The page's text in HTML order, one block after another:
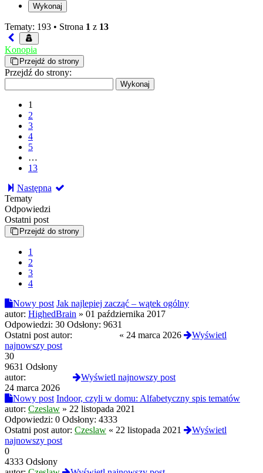
Tematy: 193 • Strona 1 z 13
Konopia
Przejdź do strony
Przejdź do strony:
1
2
3
4
5
…
13
Następna
Tematy
Odpowiedzi
Ostatni post
Przejdź do strony
1
2
3
4
Nowy post Jak najlepiej zacząć – wątek ogólny
autor: HighedBrain » 01 października 2017
Odpowiedzi: 30 Odsłony: 9631
Ostatni post autor:
« 24 marca 2026
Wyświetl
najnowszy post
30
9631 Odsłony
autor:
Wyświetl najnowszy post
24 marca 2026
Nowy post Indoor, czyli w domu: Alfabetyczny spis tematów
autor: Czeslaw » 22 listopada 2021
Odpowiedzi: 0 Odsłony: 4333
Ostatni post autor: Czeslaw « 22 listopada 2021
Wyświetl
najnowszy post
0
4333 Odsłony